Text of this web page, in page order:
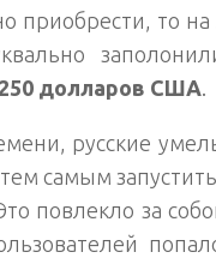
приобрести, то на
долларов США.
русские
самым
повлекло за